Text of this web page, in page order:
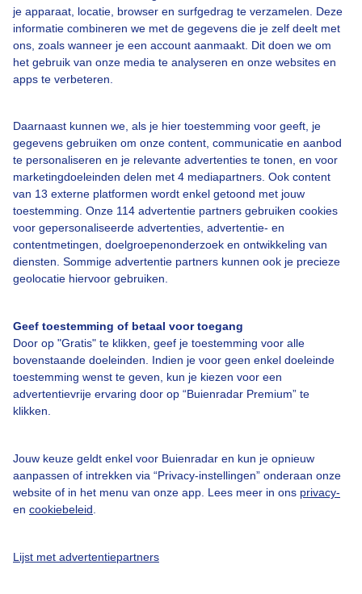
je apparaat, locatie, browser en surfgedrag te verzamelen. Deze
informatie combineren we met de gegevens die je zelf deelt met
ons, zoals wanneer je een account aanmaakt. Dit doen we om
het gebruik van onze media te analyseren en onze websites en
apps te verbeteren.
Daarnaast kunnen we, als je hier toestemming voor geeft, je
gegevens gebruiken om onze content, communicatie en aanbod
te personaliseren en je relevante advertenties te tonen, en voor
marketingdoeleinden delen met 4 mediapartners. Ook content
van 13 externe platformen wordt enkel getoond met jouw
toestemming. Onze 114 advertentie partners gebruiken cookies
voor gepersonaliseerde advertenties, advertentie- en
contentmetingen, doelgroepenonderzoek en ontwikkeling van
diensten. Sommige advertentie partners kunnen ook je precieze
geolocatie hiervoor gebruiken.
Geef toestemming of betaal voor toegang
Door op "Gratis" te klikken, geef je toestemming voor alle
bovenstaande doeleinden. Indien je voor geen enkel doeleinde
toestemming wenst te geven, kun je kiezen voor een
advertentievrije ervaring door op “Buienradar Premium” te
klikken.
Jouw keuze geldt enkel voor Buienradar en kun je opnieuw
aanpassen of intrekken via “Privacy-instellingen” onderaan onze
website of in het menu van onze app. Lees meer in ons privacy-
en cookiebeleid
Lijst met advertentiepartners
Over Buienradar
Bedrijfsgegevens
Contact
Toegankelijkheid
Gebruikersvoorwaarden
Adverteren
Privacy beleid
Cookie beleid